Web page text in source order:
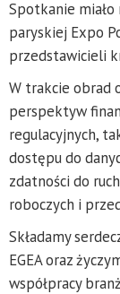
Spotkanie miało
paryskiej Expo
przedstawicieli
W trakcie obrad
perspektyw
regulacyjnych,
dostępu do
zdatności do
roboczych i
Składamy
EGEA oraz
współpracy